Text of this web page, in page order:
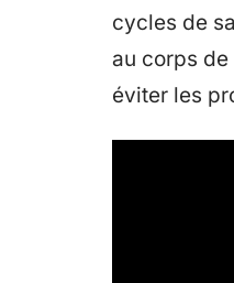
cycles de
au corps de
éviter les